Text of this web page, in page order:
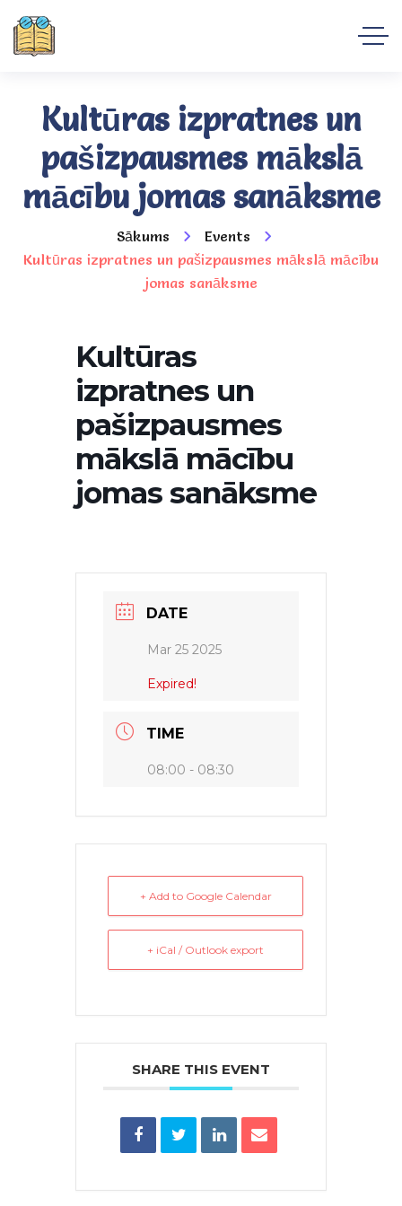
Kultūras izpratnes un
pašizpausmes mākslā
mācību jomas sanāksme
Sākums
Events
Kultūras izpratnes un pašizpausmes mākslā mācību
jomas sanāksme
Kultūras
izpratnes un
pašizpausmes
mākslā mācību
jomas sanāksme
DATE
Mar 25 2025
Expired!
TIME
08:00 - 08:30
+ Add to Google Calendar
+ iCal / Outlook export
SHARE THIS EVENT